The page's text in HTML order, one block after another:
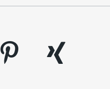
pinterest
xing